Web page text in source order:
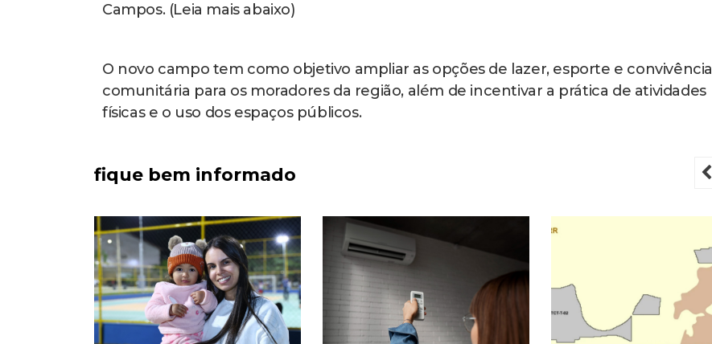
Campos. (Leia mais abaixo)
O novo campo tem como objetivo ampliar as opções de lazer, esporte e convivência
comunitária para os moradores da região, além de incentivar a prática de atividades
físicas e o uso dos espaços públicos.
fique bem informado